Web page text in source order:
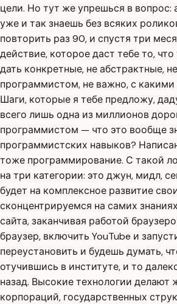
цели. Но тут же упрешься в
уже и так знаешь без всяких
повторить раз 90, и спустя три
действие, которое даст тебе то,
дать конкретные, не абстрактные,
программистом, не важно, с
Шаги, которые я тебе предложу,
всего лишь одна из миллионов
программистом — что это вообще
программистских навыков?
тоже программирование. С такой
на три категории: это джун, мидл,
будет на комплексное развитие
сконцентрируемся на самих
сайта, заканчивая работой
браузер, включить YouTube и
переустановить и будешь думать,
отучившись в институте, и то
назад. Высокие технологии
корпораций, государственных